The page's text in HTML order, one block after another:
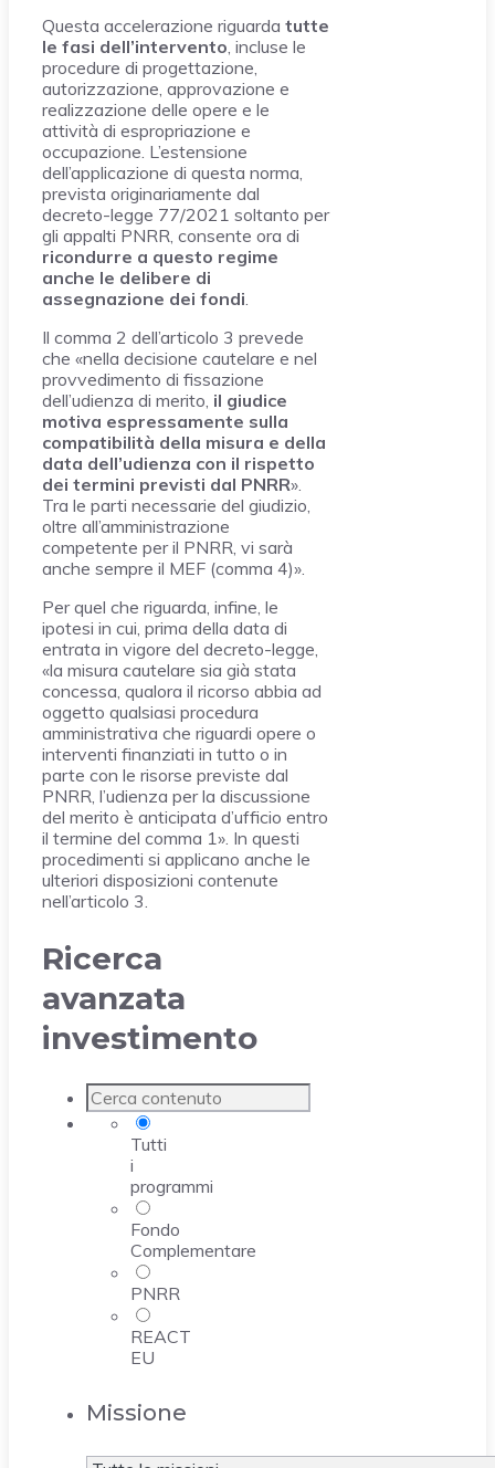
Questa accelerazione riguarda tutte
le fasi dell’intervento, incluse le
procedure di progettazione,
autorizzazione, approvazione e
realizzazione delle opere e le
attività di espropriazione e
occupazione. L’estensione
dell’applicazione di questa norma,
prevista originariamente dal
decreto-legge 77/2021 soltanto per
gli appalti PNRR, consente ora di
ricondurre a questo regime
anche le delibere di
assegnazione dei fondi.
Il comma 2 dell’articolo 3 prevede
che «nella decisione cautelare e nel
provvedimento di fissazione
dell’udienza di merito, il giudice
motiva espressamente sulla
compatibilità della misura e della
data dell’udienza con il rispetto
dei termini previsti dal PNRR».
Tra le parti necessarie del giudizio,
oltre all’amministrazione
competente per il PNRR, vi sarà
anche sempre il MEF (comma 4)».
Per quel che riguarda, infine, le
ipotesi in cui, prima della data di
entrata in vigore del decreto-legge,
«la misura cautelare sia già stata
concessa, qualora il ricorso abbia ad
oggetto qualsiasi procedura
amministrativa che riguardi opere o
interventi finanziati in tutto o in
parte con le risorse previste dal
PNRR, l’udienza per la discussione
del merito è anticipata d’ufficio entro
il termine del comma 1». In questi
procedimenti si applicano anche le
ulteriori disposizioni contenute
nell’articolo 3.
Ricerca
avanzata
investimento
Tutti
i
programmi
Fondo
Complementare
PNRR
REACT
EU
Missione